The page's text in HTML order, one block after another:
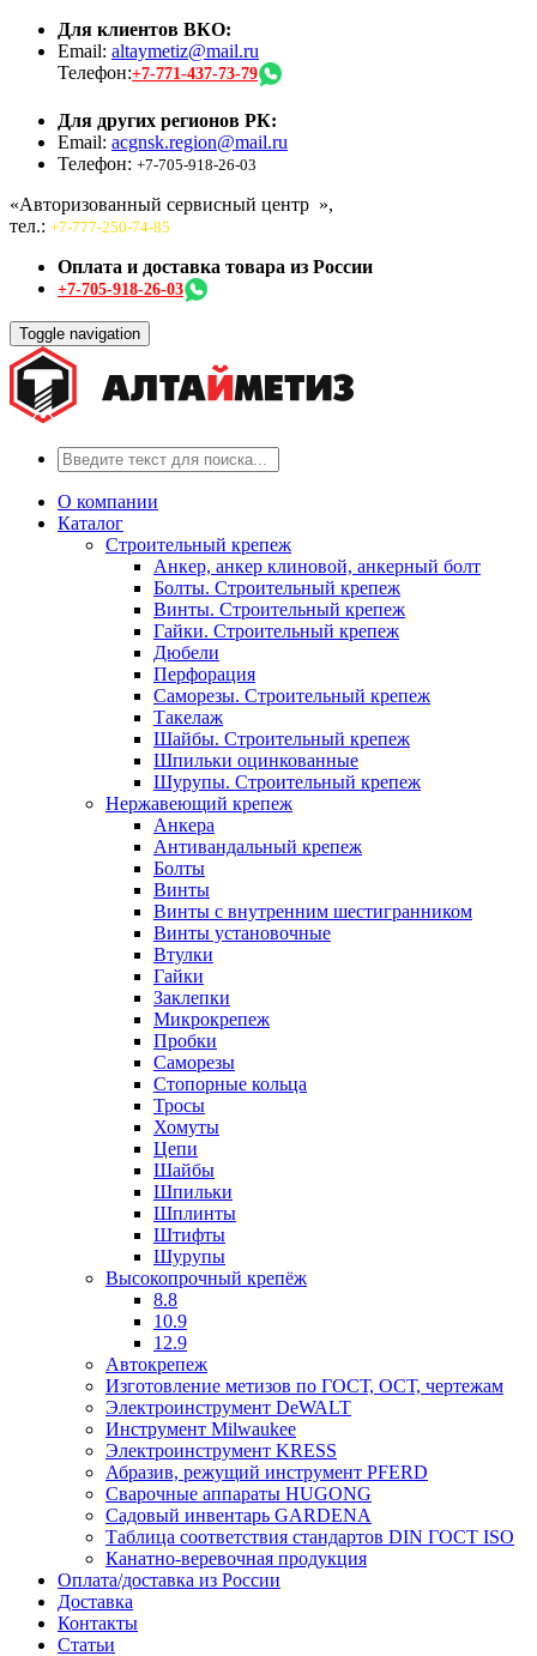
Для клиентов ВКО:
Email: altaymetiz@mail.ru
Телефон:+7-771-437-73-79
Для других регионов РК:
Email: acgnsk.region@mail.ru
Телефон: +7-705-918-26-03
«Авторизованный сервисный центр »,
тел.: +7-777-250-74-85
Оплата и доставка товара из России
+7-705-918-26-03
Toggle navigation
О компании
Каталог
Строительный крепеж
Анкер, анкер клиновой, анкерный болт
Болты. Строительный крепеж
Винты. Строительный крепеж
Гайки. Строительный крепеж
Дюбели
Перфорация
Саморезы. Строительный крепеж
Такелаж
Шайбы. Строительный крепеж
Шпильки оцинкованные
Шурупы. Строительный крепеж
Нержавеющий крепеж
Анкера
Антивандальный крепеж
Болты
Винты
Винты с внутренним шестигранником
Винты установочные
Втулки
Гайки
Заклепки
Микрокрепеж
Пробки
Саморезы
Стопорные кольца
Тросы
Хомуты
Цепи
Шайбы
Шпильки
Шплинты
Штифты
Шурупы
Высокопрочный крепёж
8.8
10.9
12.9
Автокрепеж
Изготовление метизов по ГОСТ, ОСТ, чертежам
Электроинструмент DeWALT
Инструмент Milwaukee
Электроинструмент KRESS
Абразив, режущий инструмент PFERD
Сварочные аппараты HUGONG
Садовый инвентарь GARDENA
Таблица соответствия стандартов DIN ГОСТ ISO
Канатно-веревочная продукция
Оплата/доставка из России
Доставка
Контакты
Статьи